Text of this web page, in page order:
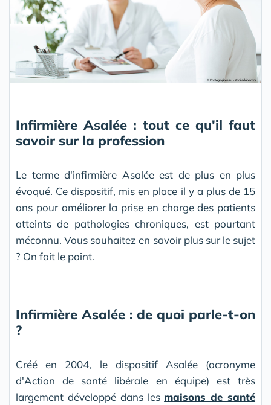
Infirmière Asalée : tout ce qu'il faut
savoir sur la profession
Le terme d'infirmière Asalée est de plus en plus
évoqué. Ce dispositif, mis en place il y a plus de 15
ans pour améliorer la prise en charge des patients
atteints de pathologies chroniques, est pourtant
méconnu. Vous souhaitez en savoir plus sur le sujet
? On fait le point.
Infirmière Asalée : de quoi parle-t-on
?
Créé en 2004, le dispositif Asalée (acronyme
d'Action de santé libérale en équipe) est très
largement développé dans les maisons de santé